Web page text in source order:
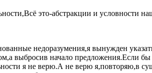
это-абстракции и условности
недоразумения,я вынужден
выбросив начало предложения.Если
я не верю.А не верю я,повторяю,в